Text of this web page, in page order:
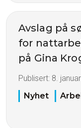
Avslag på
for
på Gina
Publisert: 8.
Nyhet